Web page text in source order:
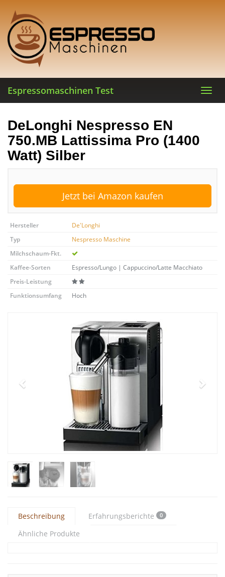
main
content
Espressomaschinen Test
DeLonghi Nespresso EN
750.MB Lattissima Pro (1400
Watt) Silber
Jetzt bei Amazon kaufen
Hersteller
De'Longhi
Typ
Nespresso Maschine
Milchschaum-Fkt.
Kaffee-Sorten
Espresso/Lungo | Cappuccino/Latte Macchiato
Preis-Leistung
Funktionsumfang
Hoch
Beschreibung Erfahrungsberichte 0
Ähnliche Produkte